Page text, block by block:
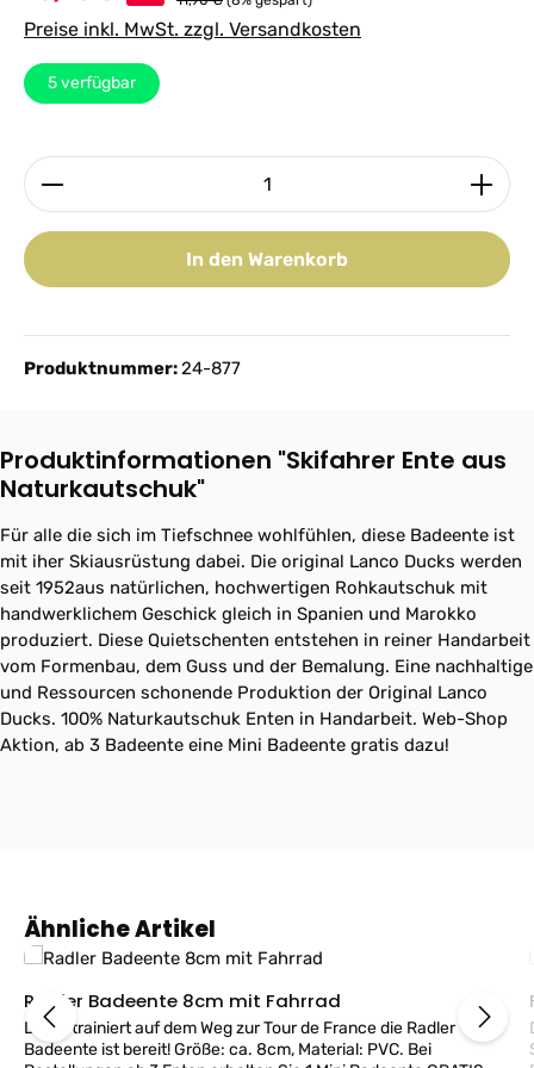
Preise inkl. MwSt. zzgl. Versandkosten
5verfügbar
Produkt Anzahl: Gib den gewünschten Wert ein
In den Warenkorb
Produktnummer:24-877
Produktinformationen "Skifahrer Ente aus
Naturkautschuk"
Für alle die sich im Tiefschnee wohlfühlen, diese Badeente ist
mit iher Skiausrüstung dabei. Die original Lanco Ducks werden
seit 1952aus natürlichen, hochwertigen Rohkautschuk mit
handwerklichem Geschick gleich in Spanien und Marokko
produziert. Diese Quietschenten entstehen in reiner Handarbeit
vom Formenbau, dem Guss und der Bemalung. Eine nachhaltige
und Ressourcen schonende Produktion der Original Lanco
Ducks. 100% Naturkautschuk Enten in Handarbeit. Web-Shop
Aktion, ab 3 Badeente eine Mini Badeente gratis dazu!
Produktgalerie überspringen
Ähnliche Artikel
Radler Badeente 8cm mit Fahrrad
Durchtrainiert auf dem Weg zur Tour de France die Radler
Badeente ist bereit! Größe: ca. 8cm, Material: PVC. Bei